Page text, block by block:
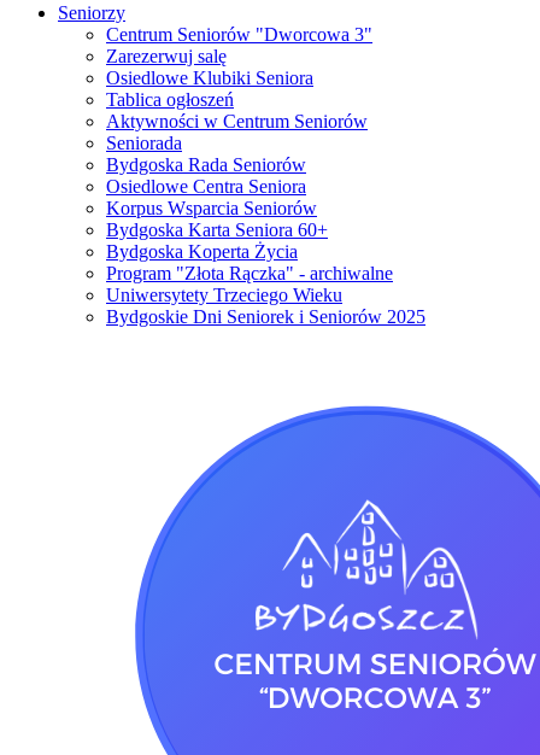
Seniorzy
Centrum Seniorów "Dworcowa 3"
Zarezerwuj salę
Osiedlowe Klubiki Seniora
Tablica ogłoszeń
Aktywności w Centrum Seniorów
Seniorada
Bydgoska Rada Seniorów
Osiedlowe Centra Seniora
Korpus Wsparcia Seniorów
Bydgoska Karta Seniora 60+
Bydgoska Koperta Życia
Program "Złota Rączka" - archiwalne
Uniwersytety Trzeciego Wieku
Bydgoskie Dni Seniorek i Seniorów 2025